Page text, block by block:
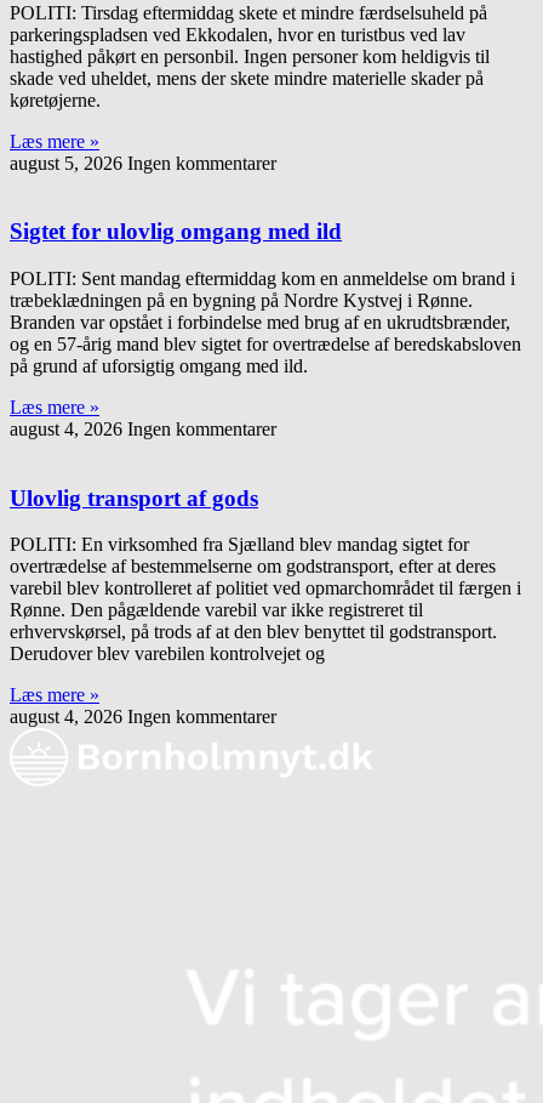
POLITI: Tirsdag eftermiddag skete et mindre færdselsuheld på
parkeringspladsen ved Ekkodalen, hvor en turistbus ved lav
hastighed påkørt en personbil. Ingen personer kom heldigvis til
skade ved uheldet, mens der skete mindre materielle skader på
køretøjerne.
Læs mere »
august 5, 2026 Ingen kommentarer
Sigtet for ulovlig omgang med ild
POLITI: Sent mandag eftermiddag kom en anmeldelse om brand i
træbeklædningen på en bygning på Nordre Kystvej i Rønne.
Branden var opstået i forbindelse med brug af en ukrudtsbrænder,
og en 57-årig mand blev sigtet for overtrædelse af beredskabsloven
på grund af uforsigtig omgang med ild.
Læs mere »
august 4, 2026 Ingen kommentarer
Ulovlig transport af gods
POLITI: En virksomhed fra Sjælland blev mandag sigtet for
overtrædelse af bestemmelserne om godstransport, efter at deres
varebil blev kontrolleret af politiet ved opmarchområdet til færgen i
Rønne. Den pågældende varebil var ikke registreret til
erhvervskørsel, på trods af at den blev benyttet til godstransport.
Derudover blev varebilen kontrolvejet og
Læs mere »
august 4, 2026 Ingen kommentarer